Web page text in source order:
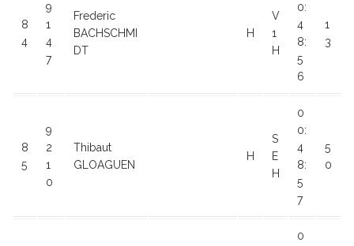
8
4
9
1
4
7
Frederic
BACHSCHMI
DT
H
V
1
H
0:
4
8:
5
6
1
3
8
5
9
2
1
0
Thibaut
GLOAGUEN
H
S
E
H
0
0:
4
8:
5
7
5
0
0